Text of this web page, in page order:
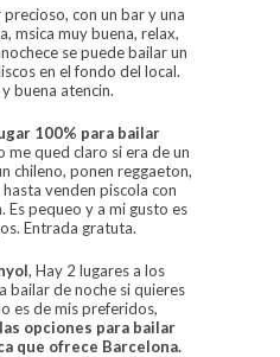
precioso, con un bar y una
msica muy buena, relax,
se puede bailar un
en el fondo del local.
buena atencin.
100% para bailar
me qued claro si era de un
chileno, ponen reggaeton,
venden piscola con
Es pequeo y a mi gusto es
Entrada gratuta.
, Hay 2 lugares a los
bailar de noche si quieres
es de mis preferidos,
opciones para bailar
que ofrece Barcelona.